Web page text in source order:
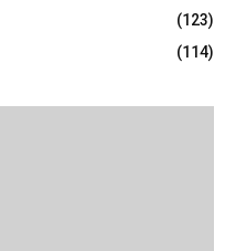
(123)
(114)